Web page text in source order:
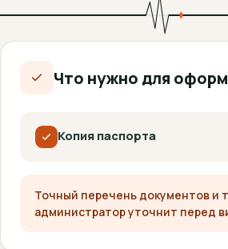
Что нужно для
Копия паспорта
Точный перечень документов и
администратор уточнит перед